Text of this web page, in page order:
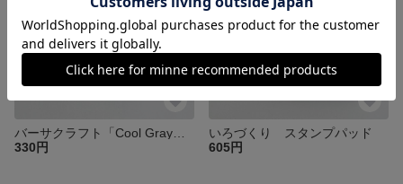
330円
いろづくり スタンプパッド
605円